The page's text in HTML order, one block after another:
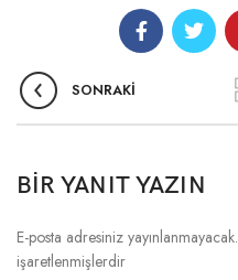
SONRAKI
BIR YANIT YAZIN
E-posta adresiniz yayınlanmayacak.
işaretlenmişlerdir